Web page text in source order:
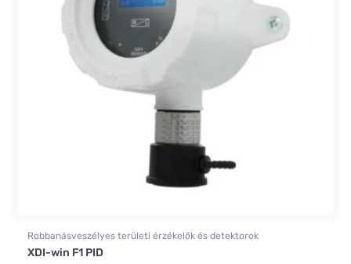
Robbanásveszélyes területi érzékelők és detektorok
XDI-win F1 PID